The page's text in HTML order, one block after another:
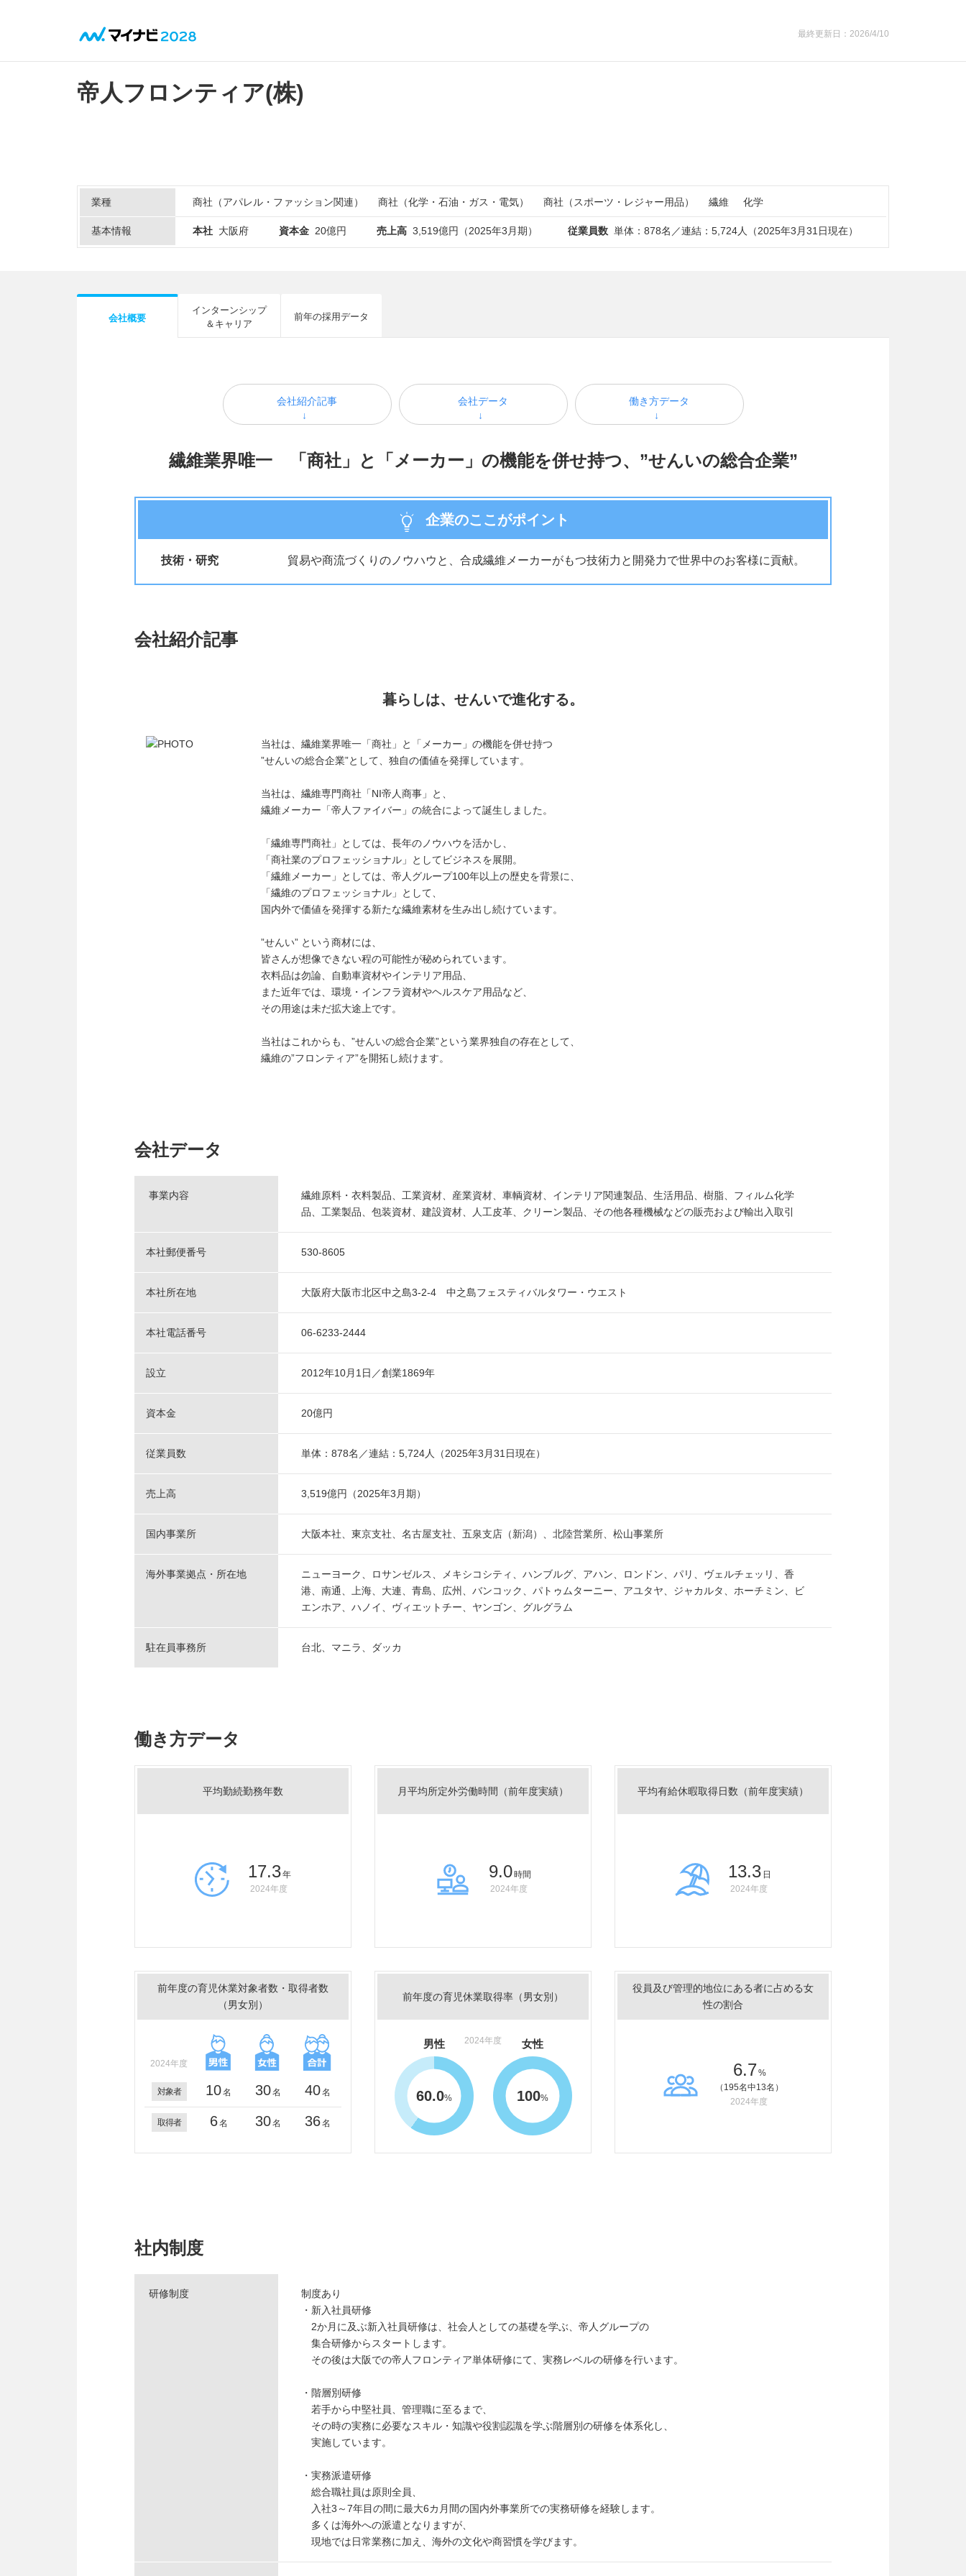
最終更新日：2026/4/10
帝人フロンティア(株)
業種 商社（アパレル・ファッション関連） 商社（化学・石油・ガス・電気） 商社（スポーツ・レジャー用品） 繊維 化学
基本情報 本社 大阪府 資本金 20億円 売上高 3,519億円（2025年3月期） 従業員数 単体：878名／連結：5,724人（2025年3月31日現在）
会社概要
インターンシップ
＆キャリア
前年の採用データ
会社紹介記事 会社データ 働き方データ
繊維業界唯一 「商社」と「メーカー」の機能を併せ持つ、”せんいの総合企業”
企業のここがポイント
技術・研究 貿易や商流づくりのノウハウと、合成繊維メーカーがもつ技術力と開発力で世界中のお客様に貢献。
会社紹介記事
暮らしは、せんいで進化する。
当社は、繊維業界唯一「商社」と「メーカー」の機能を併せ持つ
”せんいの総合企業”として、独自の価値を発揮しています。
当社は、繊維専門商社「NI帝人商事」と、
繊維メーカー「帝人ファイバー」の統合によって誕生しました。
「繊維専門商社」としては、長年のノウハウを活かし、
「商社業のプロフェッショナル」としてビジネスを展開。
「繊維メーカー」としては、帝人グループ100年以上の歴史を背景に、
「繊維のプロフェッショナル」として、
国内外で価値を発揮する新たな繊維素材を生み出し続けています。
”せんい” という商材には、
皆さんが想像できない程の可能性が秘められています。
衣料品は勿論、自動車資材やインテリア用品、
また近年では、環境・インフラ資材やヘルスケア用品など、
その用途は未だ拡大途上です。
当社はこれからも、”せんいの総合企業”という業界独自の存在として、
繊維の”フロンティア”を開拓し続けます。
会社データ
事業内容
繊維原料・衣料製品、工業資材、産業資材、車輌資材、インテリア関連製品、生活用品、樹脂、フィルム化学
品、工業製品、包装資材、建設資材、人工皮革、クリーン製品、その他各種機械などの販売および輸出入取引
本社郵便番号 530-8605
本社所在地 大阪府大阪市北区中之島3-2-4 中之島フェスティバルタワー・ウエスト
本社電話番号 06-6233-2444
設立 2012年10月1日／創業1869年
資本金 20億円
従業員数 単体：878名／連結：5,724人（2025年3月31日現在）
売上高 3,519億円（2025年3月期）
国内事業所 大阪本社、東京支社、名古屋支社、五泉支店（新潟）、北陸営業所、松山事業所
海外事業拠点・所在地
ニューヨーク、ロサンゼルス、メキシコシティ、ハンブルグ、アハン、ロンドン、パリ、ヴェルチェッリ、香
港、南通、上海、大連、青島、広州、バンコック、パトゥムターニー、アユタヤ、ジャカルタ、ホーチミン、ビ
エンホア、ハノイ、ヴィエットチー、ヤンゴン、グルグラム
駐在員事務所 台北、マニラ、ダッカ
働き方データ
平均勤続勤務年数
17.3年
2024年度
月平均所定外労働時間（前年度実績）
9.0時間
2024年度
平均有給休暇取得日数（前年度実績）
13.3 日
2024年度
前年度の育児休業対象者数・取得者数
（男女別）
2024年度
対象者 10名 30名 40名
取得者 6名 30名 36名
前年度の育児休業取得率（男女別）
2024年度
男性
60.0%
女性
100%
役員及び管理的地位にある者に占める女
性の割合
6.7%
（195名中13名）
2024年度
社内制度
研修制度
制度あり
・新入社員研修
2か月に及ぶ新入社員研修は、社会人としての基礎を学ぶ、帝人グループの
集合研修からスタートします。
その後は大阪での帝人フロンティア単体研修にて、実務レベルの研修を行います。
・階層別研修
若手から中堅社員、管理職に至るまで、
その時の実務に必要なスキル・知識や役割認識を学ぶ階層別の研修を体系化し、
実施しています。
・実務派遣研修
総合職社員は原則全員、
入社3～7年目の間に最大6カ月間の国内外事業所での実務研修を経験します。
多くは海外への派遣となりますが、
現地では日常業務に加え、海外の文化や商習慣を学びます。